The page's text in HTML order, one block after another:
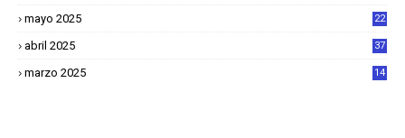
mayo 2025
22
abril 2025
37
marzo 2025
14